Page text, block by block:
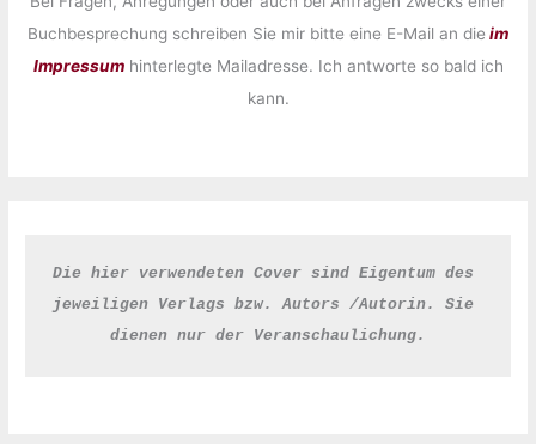
Buchbesprechung schreiben Sie mir bitte eine E-Mail an die im
Impressumhinterlegte Mailadresse. Ich antworte so bald ich
kann.
Die hier verwendeten Cover sind Eigentum des
jeweiligen Verlags bzw. Autors /Autorin. Sie
dienen nur der Veranschaulichung.